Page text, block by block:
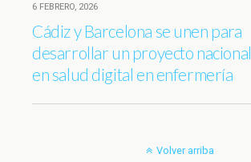
6 FEBRERO, 2026
Cádiz y Barcelona se unen para
desarrollar un proyecto nacional
en salud digital en enfermería
Volver arriba